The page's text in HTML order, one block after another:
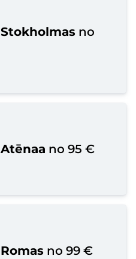
Stokholmas no
Atēnaa no 95 €
Romas no 99 €